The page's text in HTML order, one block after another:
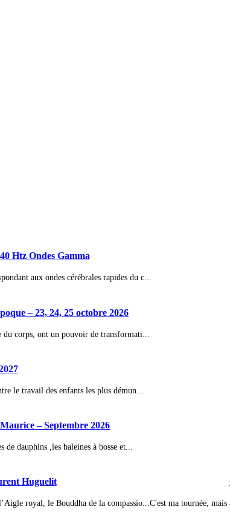
Htz Ondes Gamma
aux ondes cérébrales rapides du c...
– 23, 24, 25 octobre 2026
du corps, ont un pouvoir de transformati...
le travail des enfants les plus démun...
– Septembre 2026
de dauphins ,les baleines à bosse et...
Huguelit
royal, le Bouddha de la compassio...C'est ma tournée,